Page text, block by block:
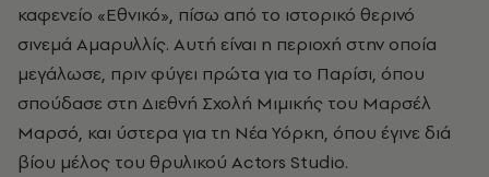
καφενείο «Εθνικό», πίσω από το ιστορικό θερινό
σινεμά Αμαρυλλίς. Αυτή είναι η περιοχή στην οποία
μεγάλωσε, πριν φύγει πρώτα για το Παρίσι, όπου
σπούδασε στη Διεθνή Σχολή Μιμικής του Μαρσέλ
Μαρσό, και ύστερα για τη Νέα Υόρκη, όπου έγινε διά
βίου μέλος του θρυλικού Actors Studio.